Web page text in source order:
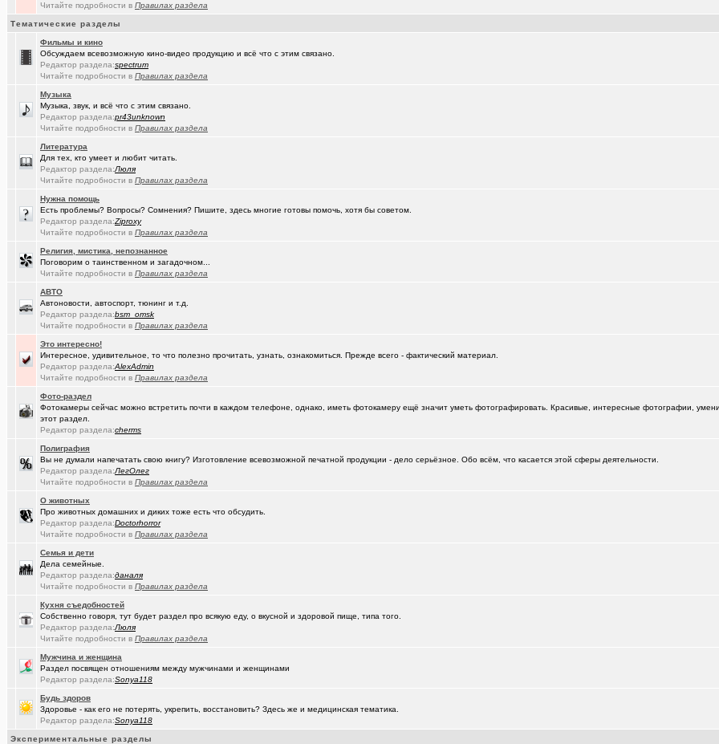
Ремонт окон ПВХ. К кому обратиться?(Ярославч..)
Ключ дверной цилиндрический сделать (Кенёша)
ищу риэдтора (халвамес)
Консультация по конфигурации ПК(falcon)
Жилищный вопрос (халвамес)
Где ремонтируют Oculus Quest?(Google-M..)
Почему в городе не отключают отопление?
Какое выбрать отопление для частного дома?
механика интеллекта(karaganda)
Традиционный сбор памперсов для перинатального центра 2025
поворот на лето!(FdOOcHЪ) +136
Самогоноварение. Кто как?(интересу..)
Какие буквы на гос. номере сейчас идут???
АКПП матиз. Ремонтировать или менять?
А ТЫ слепил снеговика?!!! :)))
Доброй ночи :)
С наступающим 2026 годом!
Где можно отремонтировать вязаную варежку?
Музыкальные вкус - поговорим?
Залезть в древний нетбук
Ремонт квартир омск отзывы. любые строительные работы
Автофлудилка(Гормон р..) +21803
коворкинг проекты(Shell666)
Betatransfer.net - прием платежей для HIGH RISK проектов
Владимир Шандриков(Александ..)
Читайте подробности в Правилах раздела
Тематические разделы
Фильмы и кино
Обсуждаем всевозможную кино-видео продукцию и всё что с этим связано.
Редактор раздела:spectrum
Читайте подробности в Правилах раздела
Музыка
Музыка, звук, и всё что с этим связано.
Редактор раздела:pr43unknown
Читайте подробности в Правилах раздела
Литература
Для тех, кто умеет и любит читать.
Редактор раздела:Люля
Читайте подробности в Правилах раздела
Нужна помощь
Есть проблемы? Вопросы? Сомнения? Пишите, здесь многие готовы помочь, хотя бы советом.
Редактор раздела:Ziproxy
Читайте подробности в Правилах раздела
Религия, мистика, непознанное
Поговорим о таинственном и загадочном...
Читайте подробности в Правилах раздела
АВТО
Автоновости, автоспорт, тюнинг и т.д.
Редактор раздела:bsm_omsk
Читайте подробности в Правилах раздела
Это интересно!
Интересное, удивительное, то что полезно прочитать, узнать, ознакомиться. Прежде всего - фактический материал.
Редактор раздела:AlexAdmin
Читайте подробности в Правилах раздела
Фото-раздел
Фотокамеры сейчас можно встретить почти в каждом телефоне, однако, иметь фотокамеру ещё значит уметь фотографировать. Красивые, интересные фотографии,
этот раздел.
Редактор раздела:cherms
Полиграфия
Вы не думали напечатать свою книгу? Изготовление всевозможной печатной продукции - дело серьёзное. Обо всём, что касается этой сферы деятельности.
Редактор раздела:ЛегОлег
Читайте подробности в Правилах раздела
О животных
Про животных домашних и диких тоже есть что обсудить.
Редактор раздела:Doctorhorror
Читайте подробности в Правилах раздела
Семья и дети
Дела семейные.
Редактор раздела:даналя
Читайте подробности в Правилах раздела
Кухня съедобностей
Собственно говоря, тут будет раздел про всякую еду, о вкусной и здоровой пище, типа того.
Редактор раздела:Люля
Читайте подробности в Правилах раздела
Мужчина и женщина
Раздел посвящен отношениям между мужчинами и женщинами
Редактор раздела:Sonya118
Будь здоров
Здоровье - как его не потерять, укрепить, восстановить? Здесь же и медицинская тематика.
Редактор раздела:Sonya118
Экспериментальные разделы